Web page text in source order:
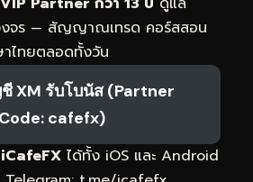
วงจร — สัญญาณเทรด คอร์สสอน
ไทยตลอดทั้งวัน
XM รับโบนัส (Partner
Code: cafefx)
iCafeFX ได้ทั้ง iOS และ Android